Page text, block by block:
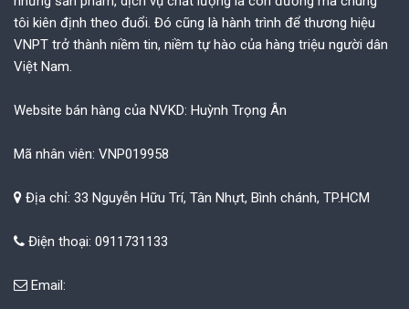
tôi kiên định theo đuổi. Đó cũng là hành trình để thương hiệu
VNPT trở thành niềm tin, niềm tự hào của hàng triệu người dân
Việt Nam.
Website bán hàng của NVKD: Huỳnh Trọng Ân
Mã nhân viên: VNP019958
Địa chỉ: 33 Nguyễn Hữu Trí, Tân Nhựt, Bình chánh, TP.HCM
Điện thoại: 0911731133
Email: